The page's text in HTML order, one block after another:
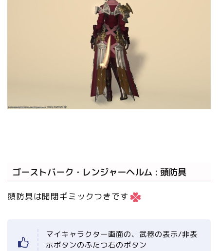
ゴーストバーク・レンジャーヘルム : 頭防具
頭防具は開閉ギミックつきです
マイキャラクター画面の、武器の表示/非表
示ボタンのふたつ右のボタン